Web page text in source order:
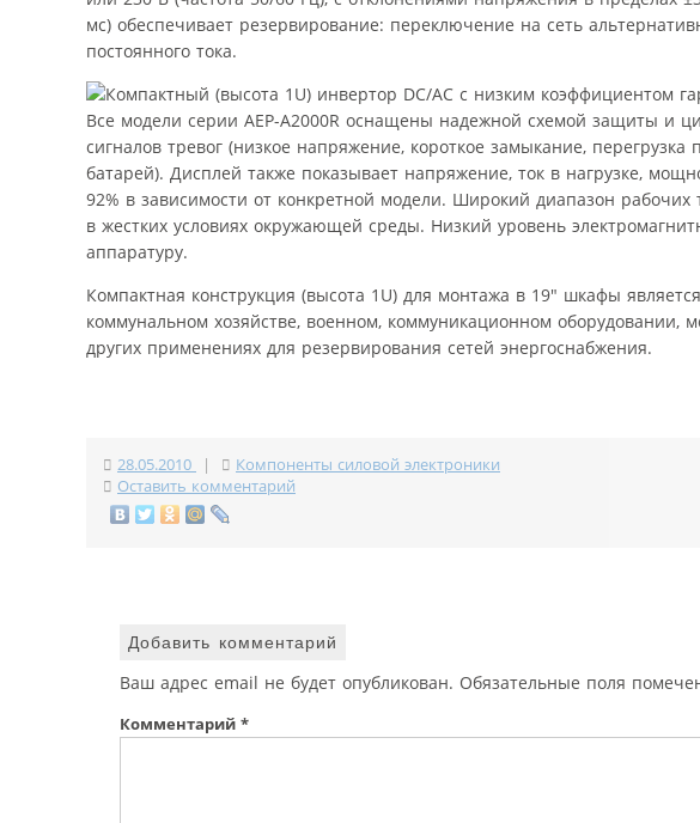
мс) обеспечивает резервирование: переключение на сеть
постоянного тока.
Все модели серии AEP-A2000R оснащены надежной схемой защиты и
сигналов тревог (низкое напряжение, короткое замыкание,
батарей). Дисплей также показывает напряжение, ток в нагрузке,
92% в зависимости от конкретной модели. Широкий диапазон
в жестких условиях окружающей среды. Низкий уровень
аппаратуру.
Компактная конструкция (высота 1U) для монтажа в 19″ шкафы
коммунальном хозяйстве, военном, коммуникационном оборудовании,
других применениях для резервирования сетей энергоснабжения.
28.05.2010 |
Компоненты силовой электроники
Оставить комментарий
Добавить комментарий
Ваш адрес email не будет опубликован. Обязательные поля
Комментарий *